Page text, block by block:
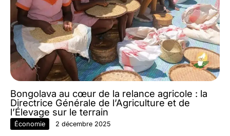
Bongolava au cœur de la relance agricole : la
Directrice Générale de l’Agriculture et de
l’Élevage sur le terrain
Économie 2 décembre 2025